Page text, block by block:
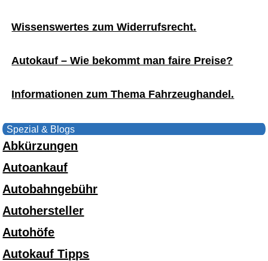
Wissenswertes zum Widerrufsrecht.
Autokauf – Wie bekommt man faire Preise?
Informationen zum Thema Fahrzeughandel.
Spezial & Blogs
Abkürzungen
Autoankauf
Autobahngebühr
Autohersteller
Autohöfe
Autokauf Tipps